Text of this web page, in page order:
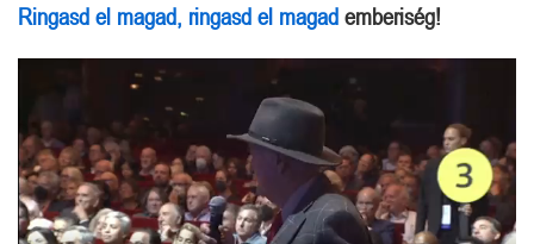
Ringasd el magad, ringasd el magad emberiség!